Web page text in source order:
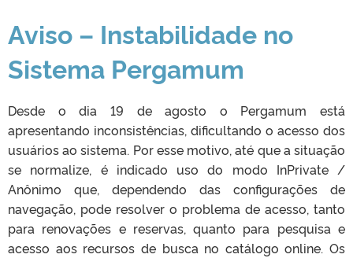
TELEFONES
Aviso – Instabilidade no
Sistema Pergamum
Desde o dia 19 de agosto o Pergamum está
apresentando inconsistências, dificultando o acesso dos
usuários ao sistema. Por esse motivo, até que a situação
se normalize, é indicado uso do modo InPrivate /
Anônimo que, dependendo das configurações de
navegação, pode resolver o problema de acesso, tanto
para renovações e reservas, quanto para pesquisa e
acesso aos recursos de busca no catálogo online. Os